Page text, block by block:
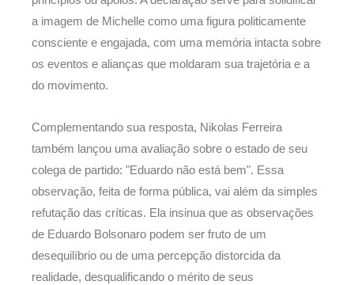
a imagem de Michelle como uma figura politicamente
consciente e engajada, com uma memória intacta sobre
os eventos e alianças que moldaram sua trajetória e a
do movimento.
Complementando sua resposta, Nikolas Ferreira
também lançou uma avaliação sobre o estado de seu
colega de partido: "Eduardo não está bem". Essa
observação, feita de forma pública, vai além da simples
refutação das críticas. Ela insinua que as observações
de Eduardo Bolsonaro podem ser fruto de um
desequilíbrio ou de uma percepção distorcida da
realidade, desqualificando o mérito de seus